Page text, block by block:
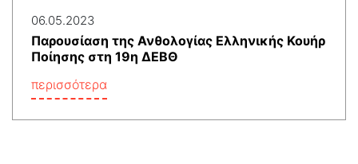
06.05.2023
Παρουσίαση της Ανθολογίας Ελληνικής Κουήρ
Ποίησης στη 19η ΔΕΒΘ
περισσότερα